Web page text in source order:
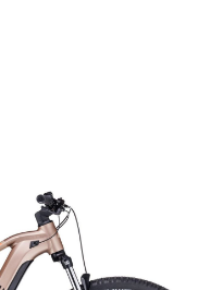
06 31 88 92